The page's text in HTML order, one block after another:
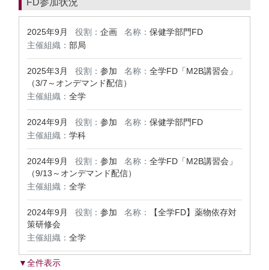
FD参加状況
2025年9月 役割： 企画 名称： 保健学部門FD
主催組織： 部局
2025年3月 役割： 参加 名称： 全学FD「M2B講習会」
（3/7～オンデマンド配信）
主催組織： 全学
2024年9月 役割： 参加 名称： 保健学部門FD
主催組織： 学科
2024年9月 役割： 参加 名称： 全学FD「M2B講習会」
（9/13～オンデマンド配信）
主催組織： 全学
2024年9月 役割： 参加 名称：
【全学FD】薬物依存対
策研修会
主催組織： 全学
▼全件表示